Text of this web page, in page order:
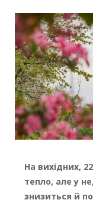
На вихідних,
тепло, але у
знизиться й